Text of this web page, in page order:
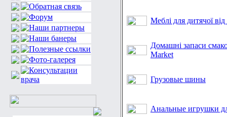
Меблі для дитячої
Домашні запаси
Market
Грузовые шины
Анальные игрушки